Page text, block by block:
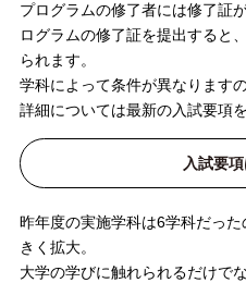
プログラムの修了者には修了証
ログラムの修了証を提出すると
られます。
学科によって条件が異なります
詳細については最新の入試要項を
入試要
昨年度の実施学科は6学科だっ
きく拡大。
大学の学びに触れられるだけで